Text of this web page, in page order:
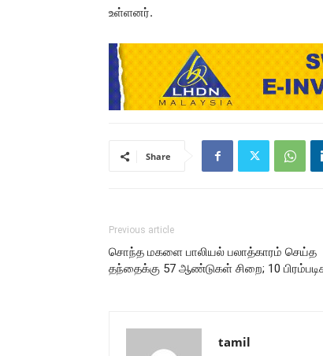
உள்ளனர்.
Share
Previous article
சொந்த மகளை பாலியல் பலாத்காரம் செய்த
தந்தைக்கு 57 ஆண்டுகள் சிறை; 10
tamil